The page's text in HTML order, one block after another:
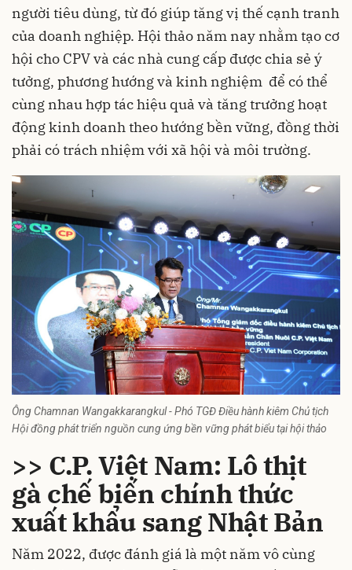
người tiêu dùng, từ đó giúp tăng vị thế cạnh tranh
của doanh nghiệp. Hội thảo năm nay nhằm tạo cơ
hội cho CPV và các nhà cung cấp được chia sẻ ý
tưởng, phương hướng và kinh nghiệm để có thể
cùng nhau hợp tác hiệu quả và tăng trưởng hoạt
động kinh doanh theo hướng bền vững, đồng thời
phải có trách nhiệm với xã hội và môi trường.
Ông Chamnan Wangakkarangkul - Phó TGĐ Điều hành kiêm Chủ tịch
Hội đồng phát triển nguồn cung ứng bền vững phát biểu tại hội thảo
>> C.P. Việt Nam: Lô thịt
gà chế biến chính thức
xuất khẩu sang Nhật Bản
Năm 2022, được đánh giá là một năm vô cùng